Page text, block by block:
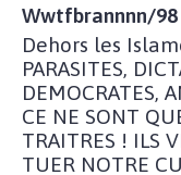
Wwtfbrannnn/98
Dehors les
PARASITES,
DEMOCRATES,
CE NE SONT
TRAITRES ! ILS
TUER NOTRE